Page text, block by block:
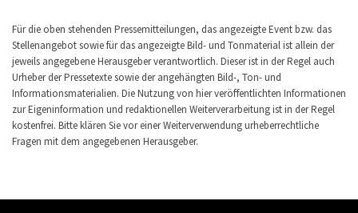
Für die oben stehenden Pressemitteilungen, das angezeigte Event bzw. das
Stellenangebot sowie für das angezeigte Bild- und Tonmaterial ist allein der
jeweils angegebene Herausgeber verantwortlich. Dieser ist in der Regel auch
Urheber der Pressetexte sowie der angehängten Bild-, Ton- und
Informationsmaterialien. Die Nutzung von hier veröffentlichten Informationen
zur Eigeninformation und redaktionellen Weiterverarbeitung ist in der Regel
kostenfrei. Bitte klären Sie vor einer Weiterverwendung urheberrechtliche
Fragen mit dem angegebenen Herausgeber.